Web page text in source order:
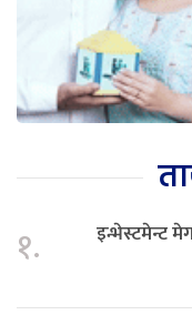
१.
इन्भेस्टमेन्ट